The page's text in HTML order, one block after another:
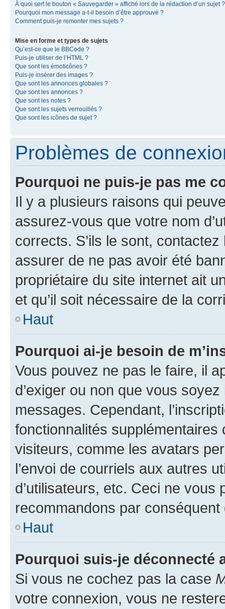
À quoi sert le bouton « Sauvegarder » affiché lors de la rédaction d’un sujet ?
Pourquoi mon message a-t-il besoin d’être approuvé ?
Comment puis-je remonter mes sujets ?
Mise en forme et types de sujets
Qu’est-ce que le BBCode ?
Puis-je utiliser de l’HTML ?
Que sont les émoticônes ?
Puis-je insérer des images ?
Que sont les annonces globales ?
Que sont les annonces ?
Que sont les notes ?
Que sont les sujets verrouillés ?
Que sont les icônes de sujet ?
Problèmes de
Pourquoi ne puis-je pas me
Il y a plusieurs raisons qui
assurez-vous que votre nom
corrects. S’ils le sont,
assurer de ne pas avoir été
propriétaire du site internet ait
et qu’il soit nécessaire de la
Haut
Pourquoi ai-je besoin de
Vous pouvez ne pas le faire, il
d’exiger ou non que vous
messages. Cependant,
fonctionnalités
visiteurs, comme les avatars
l’envoi de courriels aux autres
d’utilisateurs, etc. Ceci ne vous
recommandons par conséquent
Haut
Pourquoi suis-je déconnecté
Si vous ne cochez pas la case
votre connexion, vous ne